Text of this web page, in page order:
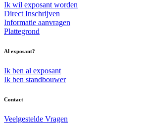
Ik wil exposant worden
Direct Inschrijven
Informatie aanvragen
Plattegrond
Al exposant?
Ik ben al exposant
Ik ben standbouwer
Contact
Veelgestelde Vragen